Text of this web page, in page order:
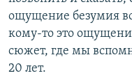
ощущение безумия
кому-то это
сюжет, где мы
20 лет.